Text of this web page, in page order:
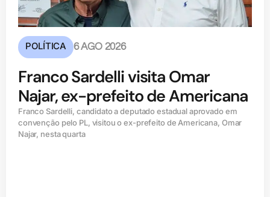
POLÍTICA 6 AGO 2026
Franco Sardelli visita Omar
Najar, ex-prefeito de Americana
Franco Sardelli, candidato a deputado estadual aprovado em
convenção pelo PL, visitou o ex-prefeito de Americana, Omar
Najar, nesta quarta